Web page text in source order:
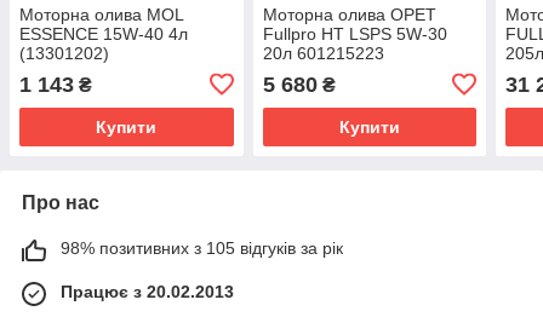
Моторна олива MOL
ESSENCE 15W-40 4л
(13301202)
1 143 ₴
Купити
Моторна олива OPET
Fullpro HT LSPS 5W-30
20л 601215223
5 680₴
Купити
31
Про нас
98% позитивних з 105 відгуків за рік
Працює з 20.02.2013